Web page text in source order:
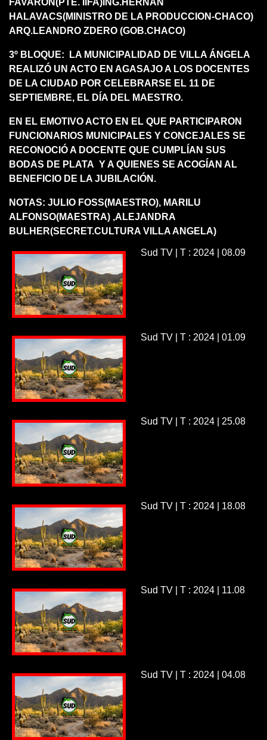
FAVARON(PTE. IIFA)ING.HERNAN
HALAVACS(MINISTRO DE LA PRODUCCION-CHACO)
ARQ.LEANDRO ZDERO (GOB.CHACO)
3º BLOQUE: LA MUNICIPALIDAD DE VILLA ÁNGELA
REALIZÓ UN ACTO EN AGASAJO A LOS DOCENTES
DE LA CIUDAD POR CELEBRARSE EL 11 DE
SEPTIEMBRE, EL DÍA DEL MAESTRO.
EN EL EMOTIVO ACTO EN EL QUE PARTICIPARON
FUNCIONARIOS MUNICIPALES Y CONCEJALES SE
RECONOCIÓ A DOCENTE QUE CUMPLÍAN SUS
BODAS DE PLATA Y A QUIENES SE ACOGÍAN AL
BENEFICIO DE LA JUBILACIÓN.
NOTAS: JULIO FOSS(MAESTRO), MARILU
ALFONSO(MAESTRA) ,ALEJANDRA
BULHER(SECRET.CULTURA VILLA ANGELA)
Sud TV | T : 2024 | 08.09
Sud TV | T : 2024 | 01.09
Sud TV | T : 2024 | 25.08
Sud TV | T : 2024 | 18.08
Sud TV | T : 2024 | 11.08
Sud TV | T : 2024 | 04.08